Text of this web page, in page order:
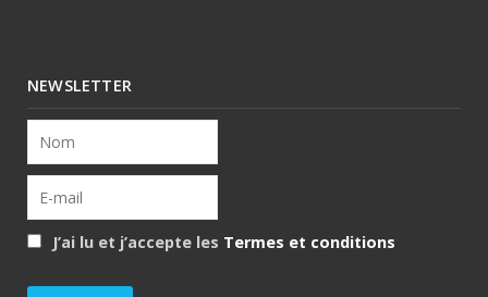
NEWSLETTER
J’ai lu et j’accepte les Termes et conditions